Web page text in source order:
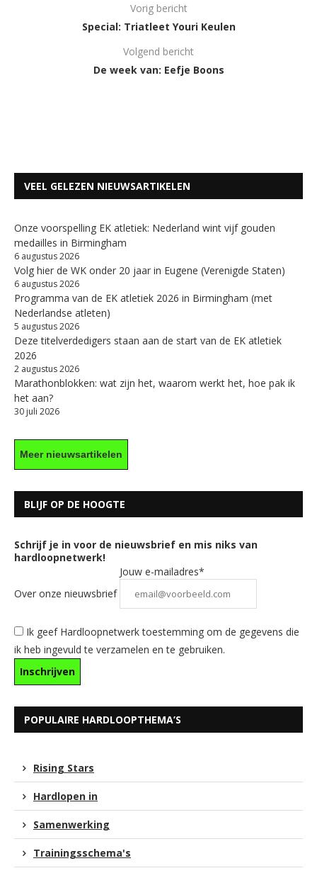
Vorig bericht
Special: Triatleet Youri Keulen
Volgend bericht
De week van: Eefje Boons
VEEL GELEZEN NIEUWSARTIKELEN
Onze voorspelling EK atletiek: Nederland wint vijf gouden
medailles in Birmingham
6 augustus 2026
Volg hier de WK onder 20 jaar in Eugene (Verenigde Staten)
6 augustus 2026
Programma van de EK atletiek 2026 in Birmingham (met
Nederlandse atleten)
5 augustus 2026
Deze titelverdedigers staan aan de start van de EK atletiek
2026
2 augustus 2026
Marathonblokken: wat zijn het, waarom werkt het, hoe pak ik
het aan?
30 juli 2026
Meer nieuwsartikelen
BLIJF OP DE HOOGTE
Schrijf je in voor de nieuwsbrief en mis niks van
hardloopnetwerk!
Over onze nieuwsbrief
Jouw e-mailadres*
Ik geef Hardloopnetwerk toestemming om de gegevens die
ik heb ingevuld te verzamelen en te gebruiken.
POPULAIRE HARDLOOPTHEMA’S
Rising Stars
Hardlopen in
Samenwerking
Trainingsschema's